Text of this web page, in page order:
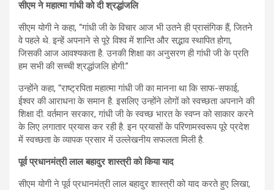
सीएम ने महात्मा गांधी को दी श्रद्धांजलि
सीएम योगी ने कहा, “गांधी जी के विचार आज भी उतने ही प्रासंगिक हैं, जितने
वे पहले थे. इन्हें अपनाने से पूरे विश्व में शान्ति और सद्भाव स्थापित होगा,
जिसकी आज आवश्यकता है. उनकी शिक्षा का अनुसरण ही गांधी जी के प्रति
हम सभी की सच्ची श्रद्धांजलि होगी.”
उन्‍होंने कहा, “राष्ट्रपिता महात्मा गांधी जी का मानना था कि साफ-सफाई,
ईश्वर की आराधना के समान है. इसलिए उन्होंने लोगों को स्वच्छता अपनाने की
शिक्षा दी. वर्तमान सरकार, गांधी जी के स्वच्छ भारत के स्वप्न को साकार करने
के लिए लगातार प्रयास कर रही है. इन प्रयासों के परिणामस्वरूप पूरे प्रदेश
में स्वच्छता के व्यापक प्रसार में उल्लेखनीय सफलता मिली है.
पूर्व प्रधानमंत्री लाल बहादुर शास्त्री को किया याद
सीएम योगी ने पूर्व प्रधानमंत्री लाल बहादुर शास्त्री को याद करते हुए लिखा,